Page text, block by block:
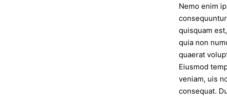
Nemo enim
quisquam
quia non
quaerat
Eiusmod
veniam, uis
consequat.